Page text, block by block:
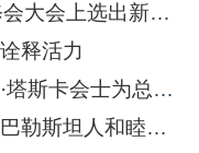
方济各加布遣会在第83届修会大会上选出新的总会长
释活力
方济各会院修会选出马尔科·塔斯卡会士为总会长
圣地守护人呼吁以色列人和巴勒斯坦人和睦共处